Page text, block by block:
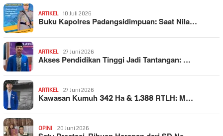
ARTIKEL 10 Juli 2026
Buku Kapolres Padangsidimpuan: Saat Nila…
ARTIKEL 27 Juni 2026
Akses Pendidikan Tinggi Jadi Tantangan: …
ARTIKEL 27 Juni 2026
Kawasan Kumuh 342 Ha & 1.388 RTLH: M…
OPINI 20 Juni 2026